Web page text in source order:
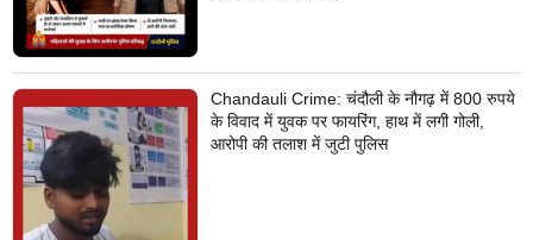
Chandauli Crime: चंदौली के नौगढ़ में 800 रुपये
के विवाद में युवक पर फायरिंग, हाथ में लगी गोली,
आरोपी की तलाश में जुटी पुलिस